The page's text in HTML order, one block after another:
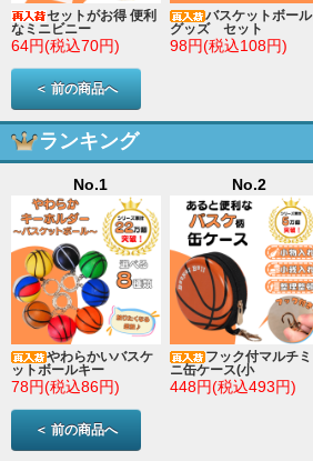
セットがお得 便利
なミニビニー
64円(税込70円)
バスケットボール
グッズ セット
98円(税込108円)
＜ 前の商品へ
ランキング
No.1
やわらかいバスケ
ットボールキー
78円(税込86円)
No.2
フック付マルチミ
ニ缶ケース(小
448円(税込493円)
＜ 前の商品へ